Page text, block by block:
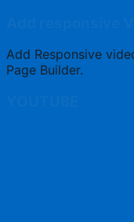
Add Responsive
Page Builder.